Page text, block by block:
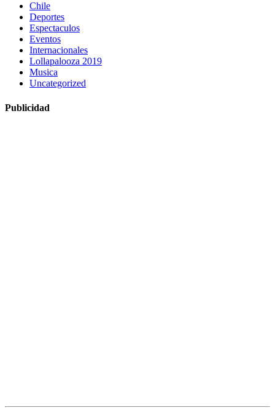
Chile
Deportes
Espectaculos
Eventos
Internacionales
Lollapalooza 2019
Musica
Uncategorized
Publicidad